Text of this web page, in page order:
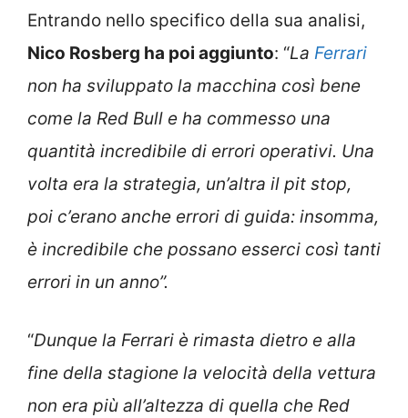
Entrando nello specifico della sua analisi,
Nico Rosberg ha poi aggiunto: “La Ferrari
non ha sviluppato la macchina così bene
come la Red Bull e ha commesso una
quantità incredibile di errori operativi. Una
volta era la strategia, un’altra il pit stop,
poi c’erano anche errori di guida: insomma,
è incredibile che possano esserci così tanti
errori in un anno”.
“Dunque la Ferrari è rimasta dietro e alla
fine della stagione la velocità della vettura
non era più all’altezza di quella che Red